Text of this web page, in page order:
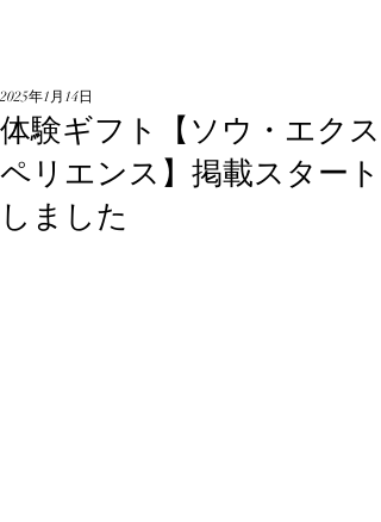
体験ギフト【ソウ・エクス
ペリエンス】掲載スタート
しました
2025年1月14日